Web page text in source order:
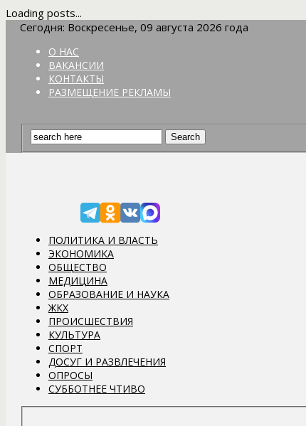
Loading posts...
Сегодня: Воскресенье, 09 августа 2026 года
О НАС
ВАКАНСИИ
КОНТАКТЫ
РАЗМЕЩЕНИЕ РЕКЛАМЫ
ПОЛИТИКА И ВЛАСТЬ
ЭКОНОМИКА
ОБЩЕСТВО
МЕДИЦИНА
ОБРАЗОВАНИЕ И НАУКА
ЖКХ
ПРОИСШЕСТВИЯ
КУЛЬТУРА
СПОРТ
ДОСУГ И РАЗВЛЕЧЕНИЯ
ОПРОСЫ
СУББОТНЕЕ ЧТИВО